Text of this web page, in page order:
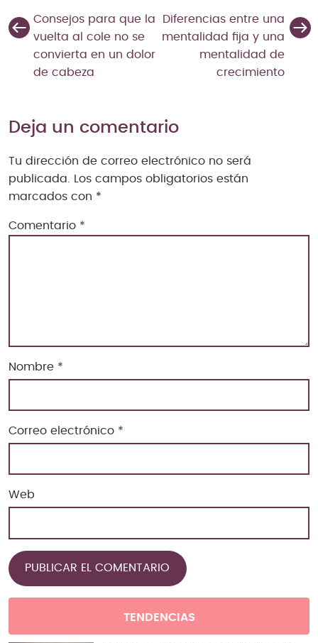
Consejos para que la
vuelta al cole no se
convierta en un dolor
de cabeza
Diferencias entre una
mentalidad fija y una
mentalidad de
crecimiento
Deja un comentario
Tu dirección de correo electrónico no será
publicada. Los campos obligatorios están
marcados con *
Comentario *
Nombre *
Correo electrónico *
Web
TENDENCIAS